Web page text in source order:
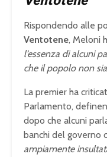
Rispondendo alle
Ventotene, Meloni
l’essenza di alcuni
che il popolo non
La premier ha
Parlamento,
dopo che alcuni
banchi del governo
ampiamente